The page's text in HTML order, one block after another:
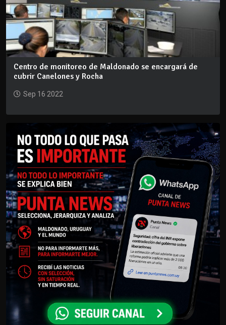
Centro de monitoreo de Maldonado se encargará de
cubrir Canelones y Rocha
Sep 16 2022